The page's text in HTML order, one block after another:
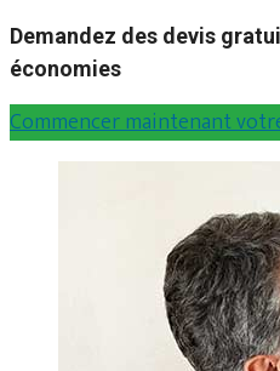
Demandez des devis
économies
Commencer maintenant